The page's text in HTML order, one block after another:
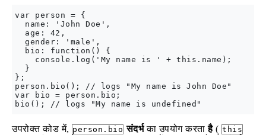
var person = {
  name: 'John Doe',
  age: 42,
  gender: 'male',
  bio: function() {
    console.log('My name is ' + this.name);
  }
};
person.bio(); // logs "My name is John Doe"
var bio = person.bio;
उपरोक्त कोड में, person.bio संदर्भका उपयोग करताहै( this